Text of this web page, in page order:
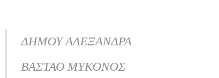
ΔΗΜΟΥ ΑΛΕΞΑΝΔΡΑ
ΒΑΣΤΑΟ ΜΥΚΟΝΟΣ